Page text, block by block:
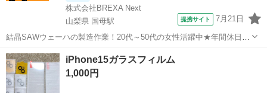
株式会社BREXA Next
山梨県 国母駅
提携サイト 7月21日
結晶SAWウェーハの製造作業！20代～50代の女性活躍中★年間休日
120日＆土日祝休み！クリーンルーム内でのお仕事！日払い制度利用可
◎正社員登用制度あり！マイカー通勤可！《山梨県中巨摩郡昭和町》
人気の工場のお仕事 ◇結晶...
山梨 国母駅
iPhone15ガラスフィルム
1,000円